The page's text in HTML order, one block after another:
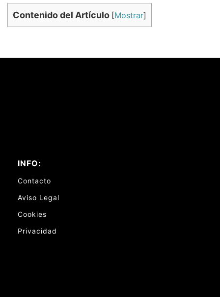
Contenido del Artículo [Mostrar]
INFO:
Contacto
Aviso Legal
Cookies
Privacidad